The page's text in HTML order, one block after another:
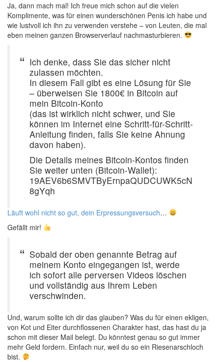
Ja, dann mach mal! Ich freue mich schon auf die vielen
Komplimente, was für einen wunderschönen Penis ich habe und
wie lustvoll ich ihn zu verwenden verstehe – von Leuten, die mal
eben meinen ganzen Browserverlauf nachmasturbieren.
Ich denke, dass Sie das sicher nicht
zulassen möchten.
In diesem Fall gibt es eine Lösung für Sie
– überweisen Sie 1800€ in Bitcoin auf
mein Bitcoin-Konto
(das ist wirklich nicht schwer, und Sie
können im Internet eine Schritt-für-Schritt-
Anleitung finden, falls Sie keine Ahnung
davon haben).
Die Details meines Bitcoin-Kontos finden
Sie weiter unten (Bitcoin-Wallet):
19AEV6b6SMVTByErnpaQUDCUWK5cN
8gYqh
Läuft wohl nicht so gut, dein Erpressungsversuch…
Gefällt mir!
Sobald der oben genannte Betrag auf
meinem Konto eingegangen ist, werde
ich sofort alle perversen Videos löschen
und vollständig aus Ihrem Leben
verschwinden.
Und, warum sollte ich dir das glauben? Was du für einen ekligen,
von Kot und Eiter durchflossenen Charakter hast, das hast du ja
schon mit dieser Mail belegt. Du könntest genau so gut immer
mehr Geld fordern. Einfach nur, weil du so ein Riesenarschloch
bist.